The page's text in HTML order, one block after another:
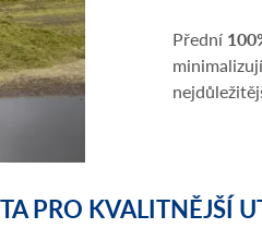
Přední
PRO KVALITNĚJŠÍ